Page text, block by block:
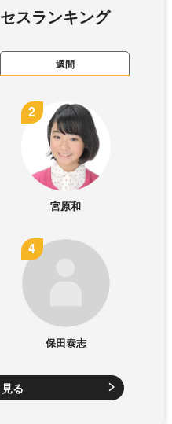
スランキング
週間
宮原和
保田泰志
る